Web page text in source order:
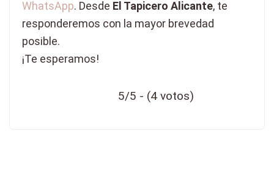
WhatsApp. Desde El Tapicero Alicante, te
responderemos con la mayor brevedad
posible.
¡Te esperamos!
5/5 - (4 votos)